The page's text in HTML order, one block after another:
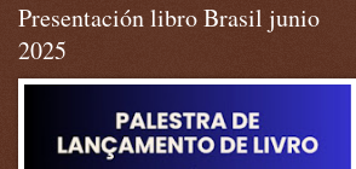
Presentación libro Brasil junio
2025